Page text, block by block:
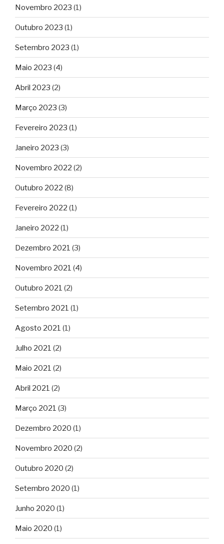
Novembro 2023 (1)
Outubro 2023 (1)
Setembro 2023 (1)
Maio 2023 (4)
Abril 2023 (2)
Março 2023 (3)
Fevereiro 2023 (1)
Janeiro 2023 (3)
Novembro 2022 (2)
Outubro 2022 (8)
Fevereiro 2022 (1)
Janeiro 2022 (1)
Dezembro 2021 (3)
Novembro 2021 (4)
Outubro 2021 (2)
Setembro 2021 (1)
Agosto 2021 (1)
Julho 2021 (2)
Maio 2021 (2)
Abril 2021 (2)
Março 2021 (3)
Dezembro 2020 (1)
Novembro 2020 (2)
Outubro 2020 (2)
Setembro 2020 (1)
Junho 2020 (1)
Maio 2020 (1)